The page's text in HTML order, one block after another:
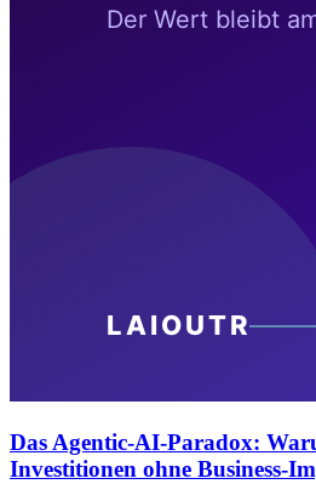
Das Agentic-AI-Paradox:
Investitionen ohne Business-